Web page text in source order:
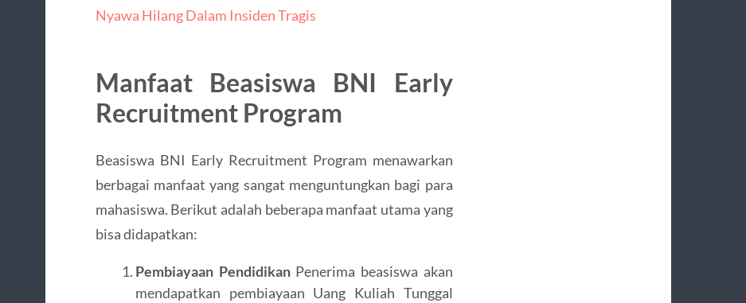
Nyawa Hilang Dalam Insiden Tragis
Manfaat Beasiswa BNI Early
Recruitment Program
Beasiswa BNI Early Recruitment Program menawarkan
berbagai manfaat yang sangat menguntungkan bagi para
mahasiswa. Berikut adalah beberapa manfaat utama yang
bisa didapatkan:
Pembiayaan PendidikanPenerima beasiswa akan
mendapatkan pembiayaan Uang Kuliah Tunggal